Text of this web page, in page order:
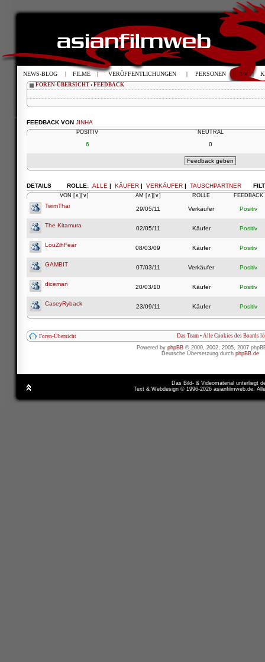
FOREN-ÜBERSICHT ‹ FEEDBACK
FEEDBACK VON JINHA
POSITIV NEUTRAL
6 0
ROLLE: ALLE | KÄUFER | VERKÄUFER | TAUSCHPARTNER
DETAILS
VON [∧] [∨] AM [∧] [∨] ROLLE FEEDBACK
TwimThai 29/05/11 Verkäufer Positiv
The Kitamura 02/05/11 Käufer Positiv
LouZihFear 08/03/09 Käufer Positiv
GAMBIT 07/03/11 Verkäufer Positiv
diceman 20/03/10 Käufer Positiv
CaseyRyback 23/09/11 Käufer Positiv
Foren-Übersicht Das Team • Alle Cookies des Boards
Powered by phpBB © 2000, 2002, 2005, 2007
Deutsche Übersetzung durch phpBB.de
Das Bild- & Videomaterial unterliegt
Text & Webdesign © 1996-2026 asianfilmweb.de.
NEWS-BLOG | FILME | VERÖFFENTLICHUNGEN | PERSONEN | TV |